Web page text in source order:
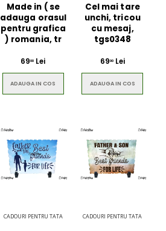
Made in ( se
adauga orasul
pentru grafica
) romania, tr
6900 Lei
ADAUGA IN COS
Cel mai tare
unchi, tricou
cu mesaj,
tgs0348
6900Lei
ADAUGA IN COS
CADOURI PENTRU TATA CADOURI PENTRU TATA